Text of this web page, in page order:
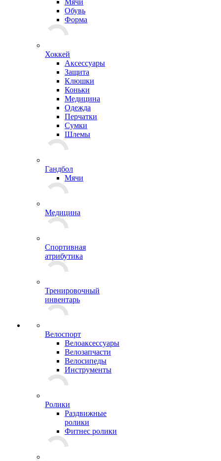
Мячи
Обувь
Форма
Хоккей
Аксессуары
Защита
Клюшки
Коньки
Медицина
Одежда
Перчатки
Сумки
Шлемы
Гандбол
Мячи
Медицина
Спортивная
атрибутика
Тренировочный
инвентарь
Велоспорт
Велоаксессуары
Велозапчасти
Велосипеды
Инструменты
Ролики
Раздвижные
ролики
Фитнес ролики